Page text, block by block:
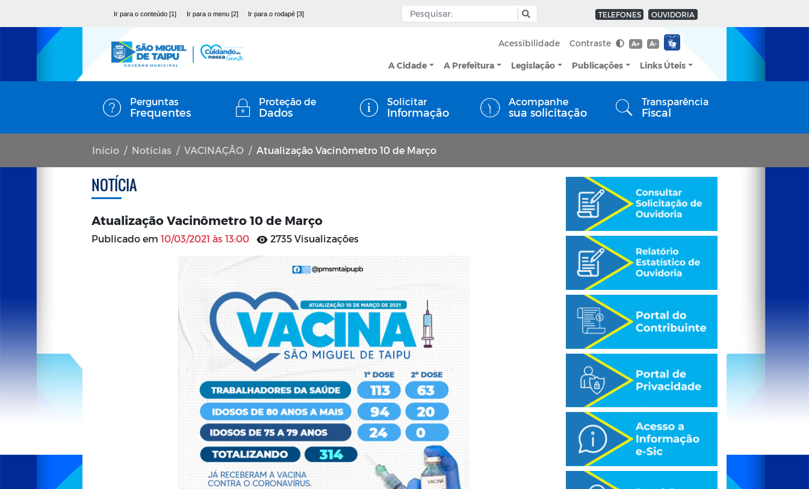
Ir para o conteúdo [1] Ir para o menu [2] Ir para o rodapé [3] TELEFONES OUVIDORIA
Acessibilidade Contraste A+ A-
A Cidade A Prefeitura Legislação Publicações Links Úteis
Perguntas
Frequentes
Proteção de
Dados
Solicitar
Informação
Acompanhe
sua solicitação
Transparência
Fiscal
Início Notícias VACINAÇÃO Atualização Vacinômetro 10 de Março
NOTÍCIA
Atualização Vacinômetro 10 de Março
Publicado em 10/03/2021 às 13:00 2735 Visualizações